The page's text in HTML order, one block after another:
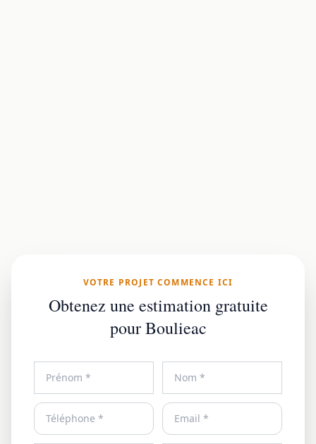
VOTRE PROJET COMMENCE ICI
Obtenez une estimation gratuite
pour Boulieac